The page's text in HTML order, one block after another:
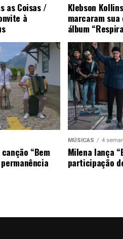
as Coisas /
à
Klebson
marcaram
álbum
“Bem
MÚSICAS 4
Milena lança
participação